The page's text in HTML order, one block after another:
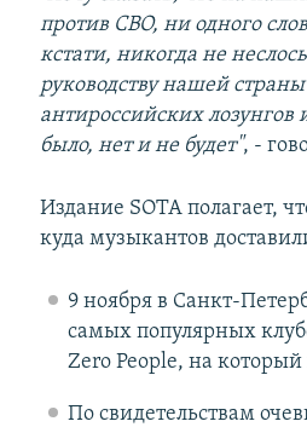
против СВО, ни одного
кстати, никогда не
руководству нашей
антироссийских
было, нет и не будет", -
Издание SOTA полагает,
куда музыкантов
9 ноября в Санкт-
самых популярных
Zero Peoplе, на
По свидетельствам